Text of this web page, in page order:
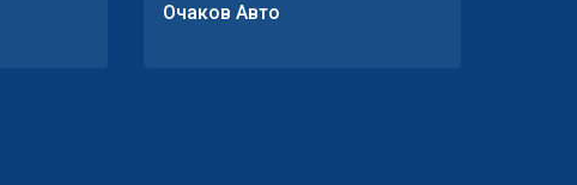
Очаков Авто